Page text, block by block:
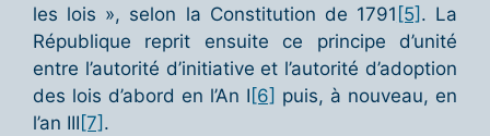
les lois », selon la Constitution de 1791 [5] . La
République reprit ensuite ce principe d’unité
entre l’autorité d’initiative et l’autorité d’adoption
des lois d’abord en l’An I [6] puis, à nouveau, en
l’an III [7] .